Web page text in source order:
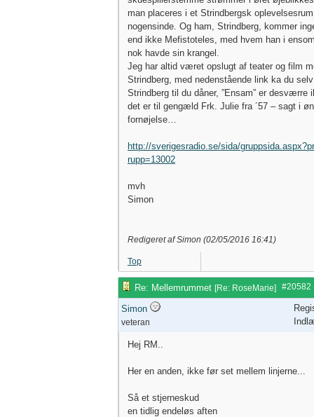
man placeres i et Strindbergsk
nogensinde. Og ham, Strindberg, kommer
end ikke Mefistoteles, med hvem han i
nok havde sin krangel.
Jeg har altid været opslugt af teater og film
Strindberg, med nedenstående link ka du
Strindberg til du dåner, ”Ensam” er desværre
det er til gengæld Frk. Julie fra ´57 – sagt i
fornøjelse…
http://sverigesradio.se/sida/
rupp=13002
mvh
Simon
Redigeret af Simon (02/05/2016 16:41)
Top
#20582
Re: Mellemrummet [Re: RoseMarie]
Simon
veteran
Hej RM..
Her en anden, ikke før set mellem linjerne...
Så et stjerneskud
en tidlig endeløs aften